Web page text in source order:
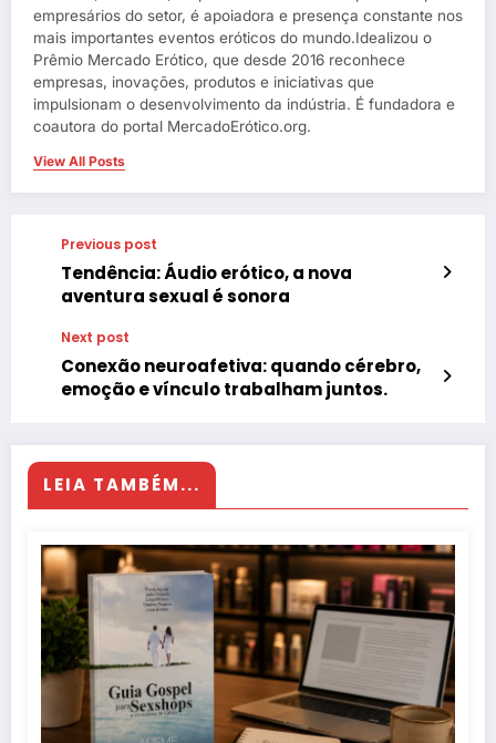
empresários do setor, é apoiadora e presença constante nos
mais importantes eventos eróticos do mundo.Idealizou o
Prêmio Mercado Erótico, que desde 2016 reconhece
empresas, inovações, produtos e iniciativas que
impulsionam o desenvolvimento da indústria. É fundadora e
coautora do portal MercadoErótico.org.
View All Posts
Previous post
Tendência: Áudio erótico, a nova
aventura sexual é sonora
Next post
Conexão neuroafetiva: quando cérebro,
emoção e vínculo trabalham juntos.
LEIA TAMBÉM...